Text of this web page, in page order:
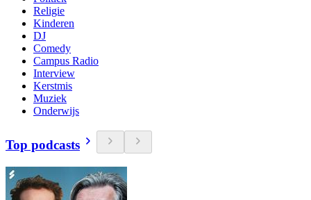
Religie
Kinderen
DJ
Comedy
Campus Radio
Interview
Kerstmis
Muziek
Onderwijs
Top podcasts